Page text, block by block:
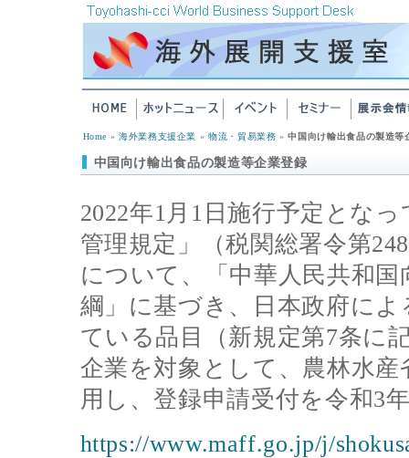
Home » 海外業務支援企業 »物流・貿易業務 »中国向け輸出食品の製造等
中国向け輸出食品の製造等企業登録
2022年1月1日施行予定とな
管理規定」（税関総署令第
について、「中華人民共和
綱」に基づき、日本政府に
ている品目（新規定第7条に
企業を対象として、農林水
用し、登録申請受付を令和3
https://www.maff.go.jp/j/